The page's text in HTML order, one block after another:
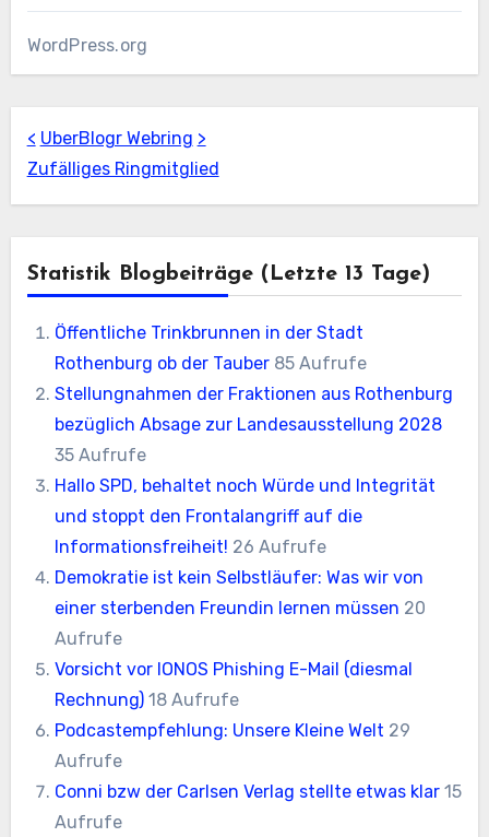
WordPress.org
< UberBlogr Webring >
Zufälliges Ringmitglied
Statistik Blogbeiträge (letzte 13 Tage)
Öffentliche Trinkbrunnen in der Stadt
Rothenburg ob der Tauber 85 Aufrufe
Stellungnahmen der Fraktionen aus Rothenburg
bezüglich Absage zur Landesausstellung 2028
35 Aufrufe
Hallo SPD, behaltet noch Würde und Integrität
und stoppt den Frontalangriff auf die
Informationsfreiheit! 26 Aufrufe
Demokratie ist kein Selbstläufer: Was wir von
einer sterbenden Freundin lernen müssen 20
Aufrufe
Vorsicht vor IONOS Phishing E-Mail (diesmal
Rechnung) 18 Aufrufe
Podcastempfehlung: Unsere Kleine Welt 29
Aufrufe
Conni bzw der Carlsen Verlag stellte etwas klar 15
Aufrufe